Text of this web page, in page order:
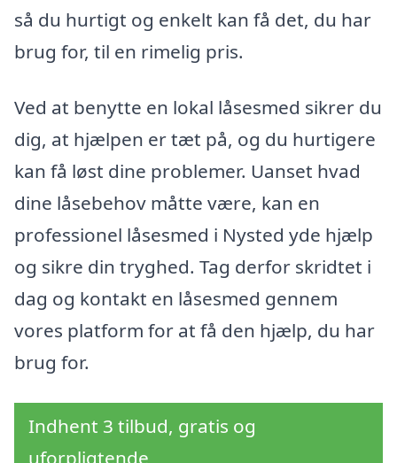
så du hurtigt og enkelt kan få det, du har
brug for, til en rimelig pris.
Ved at benytte en lokal låsesmed sikrer du
dig, at hjælpen er tæt på, og du hurtigere
kan få løst dine problemer. Uanset hvad
dine låsebehov måtte være, kan en
professionel låsesmed i Nysted yde hjælp
og sikre din tryghed. Tag derfor skridtet i
dag og kontakt en låsesmed gennem
vores platform for at få den hjælp, du har
brug for.
Indhent 3 tilbud, gratis og
uforpligtende